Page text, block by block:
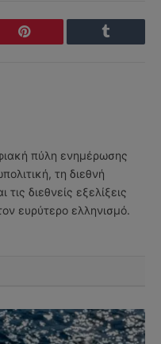
Pinterest Tumblr
πύλη ενημέρωσης
τη διεθνή
διεθνείς εξελίξεις
ευρύτερο ελληνισμό.